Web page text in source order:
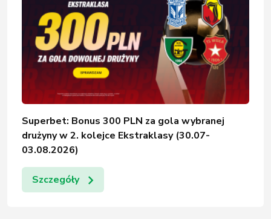
Superbet: Bonus 300 PLN za gola wybranej
drużyny w 2. kolejce Ekstraklasy (30.07-
03.08.2026)
Szczegóły